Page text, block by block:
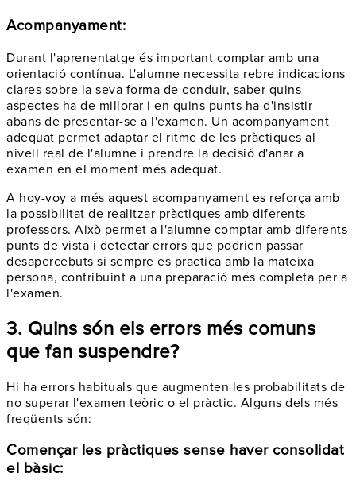
Acompanyament:
Durant l'aprenentatge és important comptar amb una
orientació contínua. L'alumne necessita rebre indicacions
clares sobre la seva forma de conduir, saber quins
aspectes ha de millorar i en quins punts ha d'insistir
abans de presentar-se a l'examen. Un acompanyament
adequat permet adaptar el ritme de les pràctiques al
nivell real de l'alumne i prendre la decisió d'anar a
examen en el moment més adequat.
A hoy-voy a més aquest acompanyament es reforça amb
la possibilitat de realitzar pràctiques amb diferents
professors. Això permet a l'alumne comptar amb diferents
punts de vista i detectar errors que podrien passar
desapercebuts si sempre es practica amb la mateixa
persona, contribuint a una preparació més completa per a
l'examen.
3. Quins són els errors més comuns
que fan suspendre?
Hi ha errors habituals que augmenten les probabilitats de
no superar l'examen teòric o el pràctic. Alguns dels més
freqüents són:
Començar les pràctiques sense haver consolidat
el bàsic: